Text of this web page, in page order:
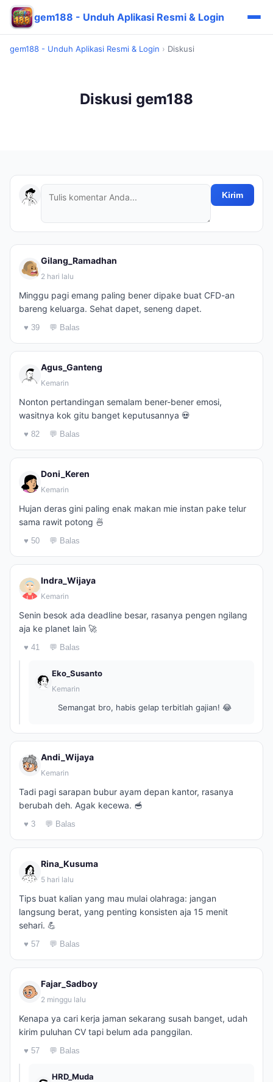
gem188 - Unduh Aplikasi Resmi & Login
gem188 - Unduh Aplikasi Resmi & Login › Diskusi
Diskusi gem188
Kirim
Gilang_Ramadhan
2 hari lalu
Minggu pagi emang paling bener dipake buat CFD-an
bareng keluarga. Sehat dapet, seneng dapet.
♥ 39 💬 Balas
Agus_Ganteng
Kemarin
Nonton pertandingan semalam bener-bener emosi,
wasitnya kok gitu banget keputusannya 💀
♥ 82 💬 Balas
Doni_Keren
Kemarin
Hujan deras gini paling enak makan mie instan pake telur
sama rawit potong 🍜
♥ 50 💬 Balas
Indra_Wijaya
Kemarin
Senin besok ada deadline besar, rasanya pengen ngilang
aja ke planet lain 🚀
♥ 41 💬 Balas
Eko_Susanto
Kemarin
Semangat bro, habis gelap terbitlah gajian! 😂
Andi_Wijaya
Kemarin
Tadi pagi sarapan bubur ayam depan kantor, rasanya
berubah deh. Agak kecewa. 🥣
♥ 3 💬 Balas
Rina_Kusuma
5 hari lalu
Tips buat kalian yang mau mulai olahraga: jangan
langsung berat, yang penting konsisten aja 15 menit
sehari. 💪
♥ 57 💬 Balas
Fajar_Sadboy
2 minggu lalu
Kenapa ya cari kerja jaman sekarang susah banget, udah
kirim puluhan CV tapi belum ada panggilan.
♥ 57 💬 Balas
HRD_Muda